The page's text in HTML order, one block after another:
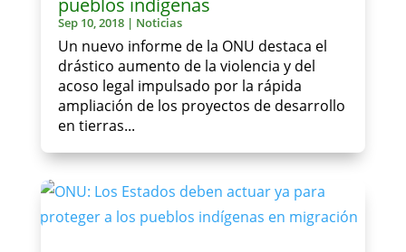
pueblos indígenas
Sep 10, 2018| Noticias
Un nuevo informe de la ONU destaca el
drástico aumento de la violencia y del
acoso legal impulsado por la rápida
ampliación de los proyectos de desarrollo
en tierras...